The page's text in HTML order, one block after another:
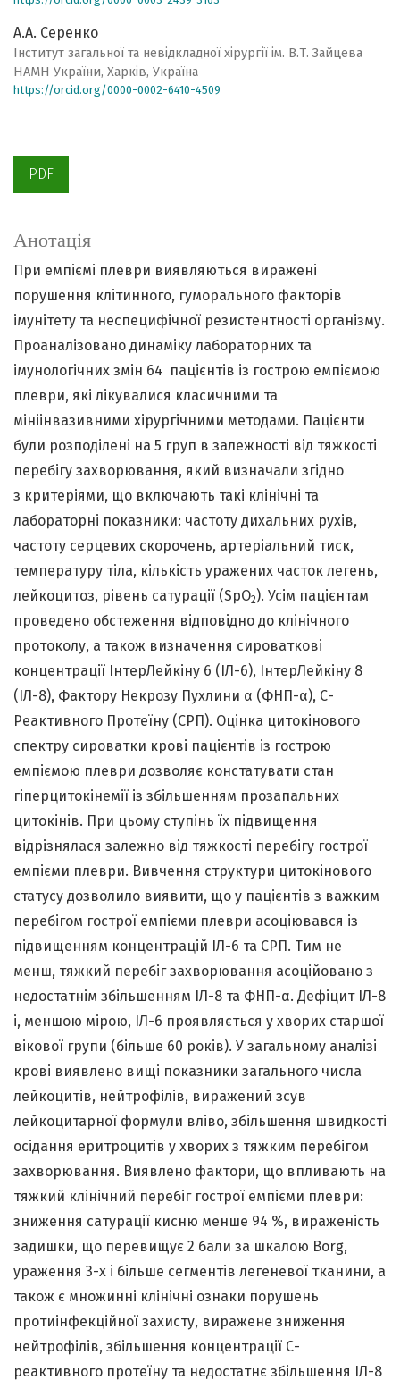
А.А. Серенко
Інститут загальної та невідкладної хірургії ім. В.Т. Зайцева
НАМН України, Харків, Україна
https://orcid.org/0000-0002-6410-4509
PDF
Анотація
При емпіємі плеври виявляються виражені
порушення клітинного, гуморального факторів
імунітету та неспецифічної резистентності організму.
Проаналізовано динаміку лабораторних та
імунологічних змін 64 пацієнтів із гострою емпіємою
плеври, які лікувалися класичними та
мініінвазивними хірургічними методами. Пацієнти
були розподілені на 5 груп в залежності від тяжкості
перебігу захворювання, який визначали згідно
з критеріями, що включають такі клінічні та
лабораторні показники: частоту дихальних рухів,
частоту серцевих скорочень, артеріальний тиск,
температуру тіла, кількість уражених часток легень,
лейкоцитоз, рівень сатурації (SpO2). Усім пацієнтам
проведено обстеження відповідно до клінічного
протоколу, а також визначення сироваткові
концентрації ІнтерЛейкіну 6 (ІЛ-6), ІнтерЛейкіну 8
(ІЛ-8), Фактору Некрозу Пухлини α (ФНП-α), С-
Реактивного Протеїну (СРП). Оцінка цитокінового
спектру сироватки крові пацієнтів із гострою
емпіємою плеври дозволяє констатувати стан
гіперцитокінемії із збільшенням прозапальних
цитокінів. При цьому ступінь їх підвищення
відрізнялася залежно від тяжкості перебігу гострої
емпієми плеври. Вивчення структури цитокінового
статусу дозволило виявити, що у пацієнтів з важким
перебігом гострої емпієми плеври асоціювався із
підвищенням концентрацій ІЛ-6 та СРП. Тим не
менш, тяжкий перебіг захворювання асоційовано з
недостатнім збільшенням ІЛ-8 та ФНП-α. Дефіцит ІЛ-8
і, меншою мірою, ІЛ-6 проявляється у хворих старшої
вікової групи (більше 60 років). У загальному аналізі
крові виявлено вищі показники загального числа
лейкоцитів, нейтрофілів, виражений зсув
лейкоцитарної формули вліво, збільшення швидкості
осідання еритроцитів у хворих з тяжким перебігом
захворювання. Виявлено фактори, що впливають на
тяжкий клінічний перебіг гострої емпієми плеври:
зниження сатурації кисню менше 94 %, вираженість
задишки, що перевищує 2 бали за шкалою Borg,
ураження 3-х і більше сегментів легеневої тканини, а
також є множинні клінічні ознаки порушень
протиінфекційної захисту, виражене зниження
нейтрофілів, збільшення концентрації С-
реактивного протеїну та недостатнє збільшення ІЛ-8